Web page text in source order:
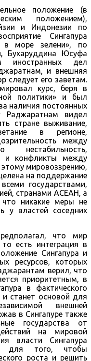
положение (в
положением),
и Индонезии по
Сингапура
в море зелени», по
Бухаруддина Юсуфа
иностранных дел
и внешняя
следует его заветам.
курс, беря в
политики» и был
наличия постоянных
Раджаратнам видел
стране выживание,
в регионе,
между
нестабильность,
и конфликты между
мировоззрению,
на поддержание
государствами,
странами АСЕАН, а
что никакие меры не
у властей соседних
что мир
есть интеграция в
Сингапура и
ресурсов, которых
верил, что
приоритетным, в
в фактического
и станет основой для
внешней
в Сингапуре также
государства от
на мировой
власти Сингапура
для того, чтобы
роста и решить